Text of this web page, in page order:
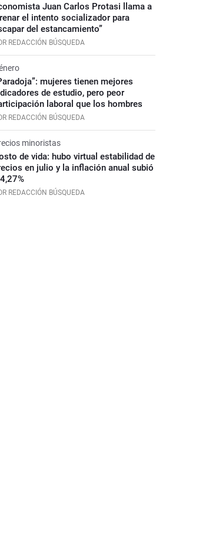
Juan Carlos Protasi llama a
el intento socializador para
del estancamiento”
REDACCIÓN BÚSQUEDA
mujeres tienen mejores
de estudio, pero peor
laboral que los hombres
REDACCIÓN BÚSQUEDA
minoristas
de vida: hubo virtual estabilidad de
en julio y la inflación anual subió
REDACCIÓN BÚSQUEDA